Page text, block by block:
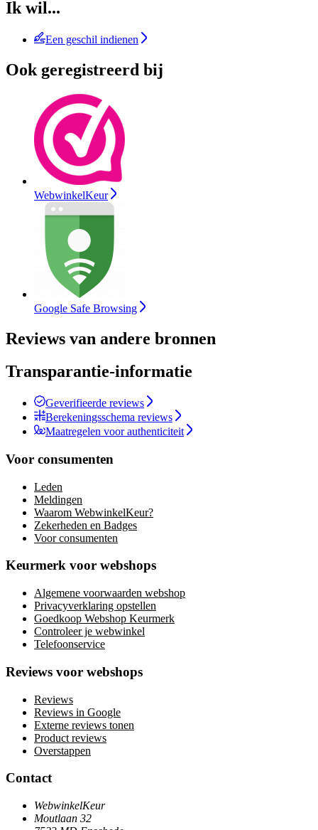
Ik wil...
Een geschil indienen
Ook geregistreerd bij
WebwinkelKeur
Google Safe Browsing
Reviews van andere bronnen
Transparantie-informatie
Geverifieerde reviews
Berekeningsschema reviews
Maatregelen voor authenticiteit
Voor consumenten
Leden
Meldingen
Waarom WebwinkelKeur?
Zekerheden en Badges
Voor consumenten
Keurmerk voor webshops
Algemene voorwaarden webshop
Privacyverklaring opstellen
Goedkoop Webshop Keurmerk
Controleer je webwinkel
Telefoonservice
Reviews voor webshops
Reviews
Reviews in Google
Externe reviews tonen
Product reviews
Overstappen
Contact
WebwinkelKeur
Moutlaan 32